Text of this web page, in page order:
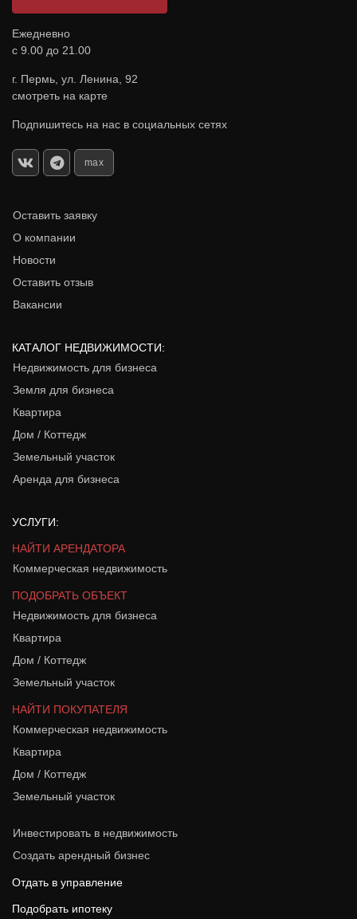
Ежедневно
с 9.00 до 21.00
г. Пермь, ул. Ленина, 92
смотреть на карте
Подпишитесь на нас в социальных сетях
max
Оставить заявку
О компании
Новости
Оставить отзыв
Вакансии
КАТАЛОГ НЕДВИЖИМОСТИ:
Недвижимость для бизнеса
Земля для бизнеса
Квартира
Дом / Коттедж
Земельный участок
Аренда для бизнеса
УСЛУГИ:
НАЙТИ АРЕНДАТОРА
Коммерческая недвижимость
ПОДОБРАТЬ ОБЪЕКТ
Недвижимость для бизнеса
Квартира
Дом / Коттедж
Земельный участок
НАЙТИ ПОКУПАТЕЛЯ
Коммерческая недвижимость
Квартира
Дом / Коттедж
Земельный участок
Инвестировать в недвижимость
Создать арендный бизнес
Отдать в управление
Подобрать ипотеку